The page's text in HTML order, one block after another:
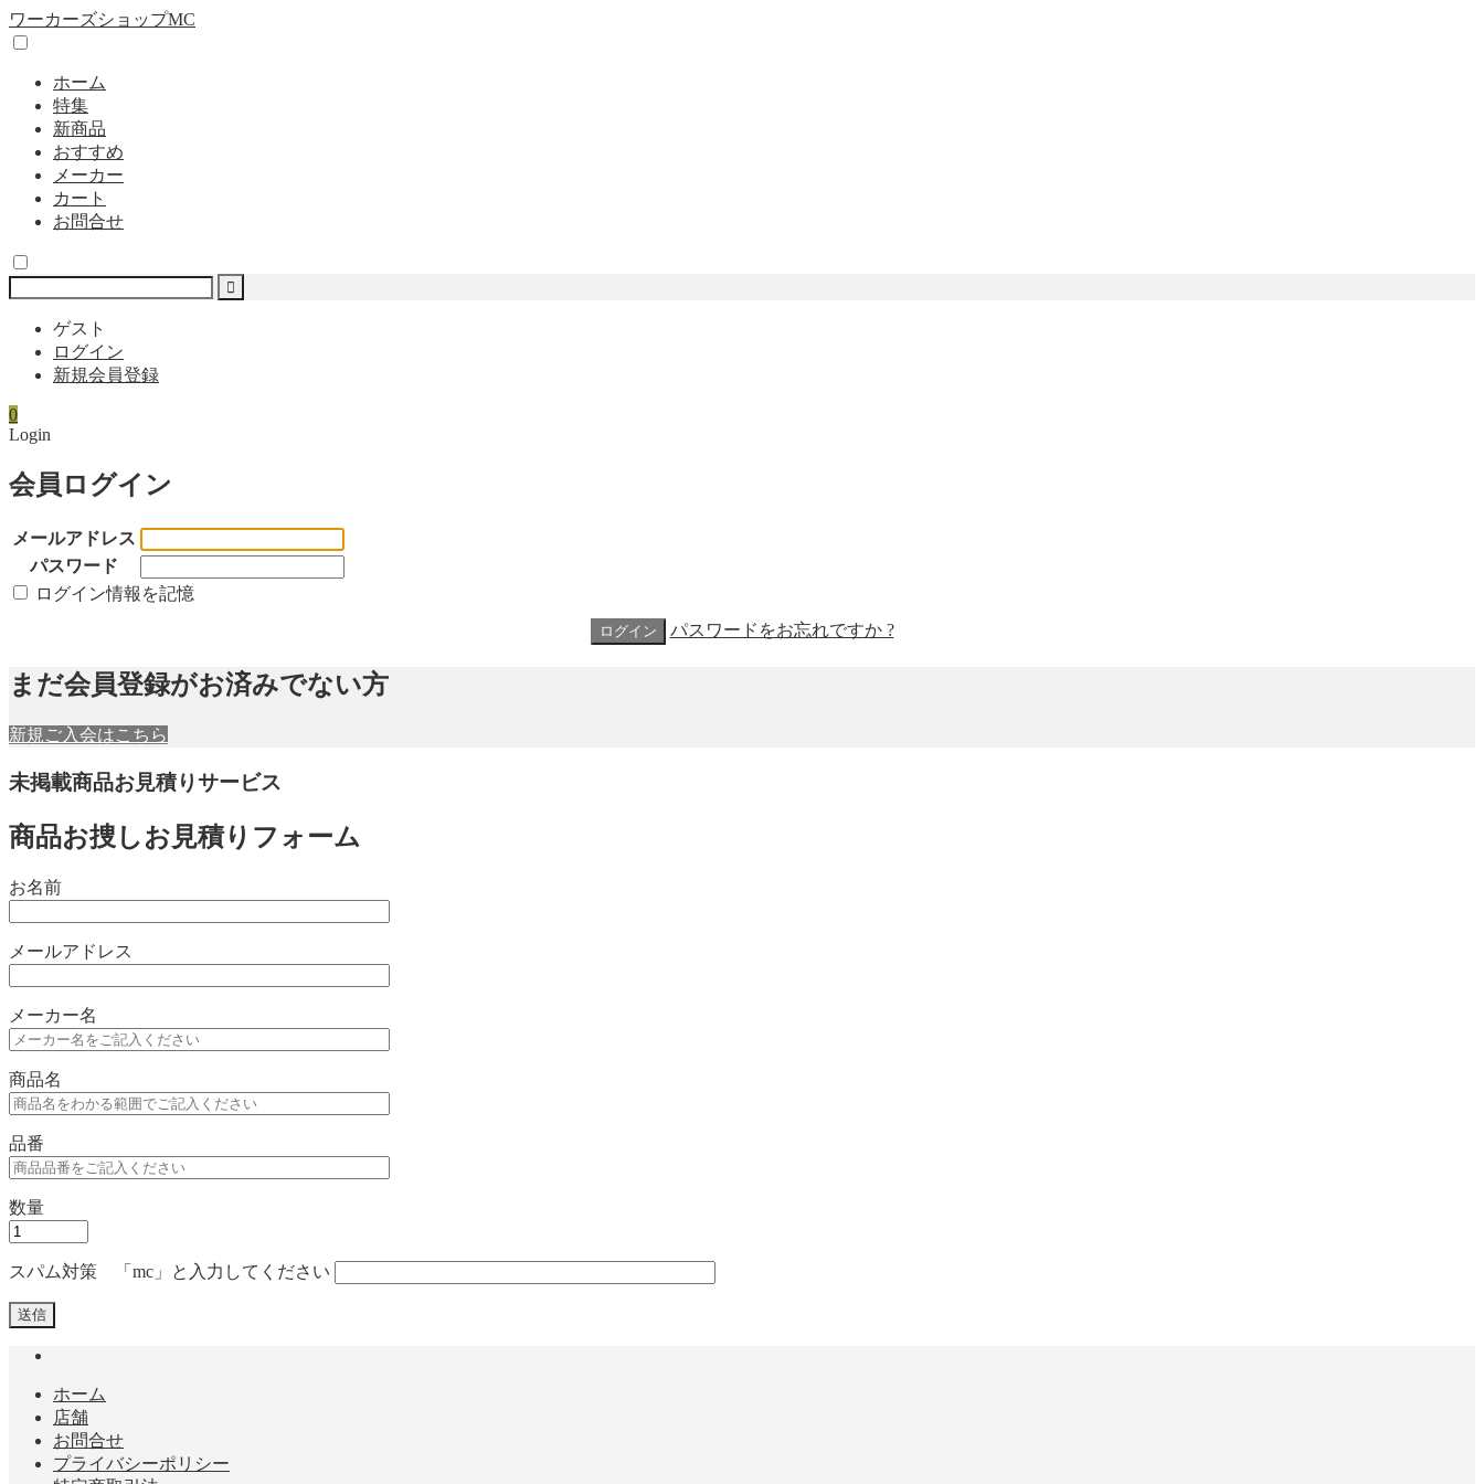
ワーカーズショップMC
ホーム
特集
新商品
おすすめ
メーカー
カート
お問合せ
ゲスト
ログイン
新規会員登録
0
Login
会員ログイン
メールアドレス
パスワード
ログイン情報を記憶
パスワードをお忘れですか ?
まだ会員登録がお済みでない方
新規ご入会はこちら
未掲載商品お見積りサービス
商品お捜しお見積りフォーム
お名前
メールアドレス
メーカー名
商品名
品番
数量
スパム対策 「mc」と入力してください
ホーム
店舗
お問合せ
プライバシーポリシー